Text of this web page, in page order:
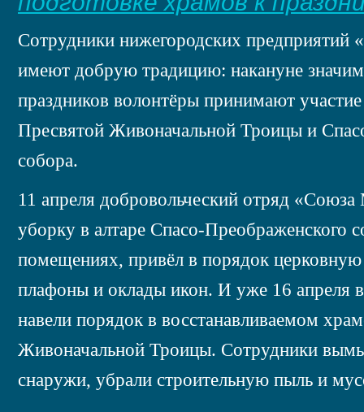
Сотрудники нижегородских
имеют добрую традицию: накануне
праздников волонтёры принимают
Пресвятой Живоначальной Троицы и
собора.
11 апреля добровольческий отряд
уборку в алтаре Спасо-Преображенского
помещениях, привёл в порядок церковную
плафоны и оклады икон. И уже 16 апреля
навели порядок в восстанавливаемом
Живоначальной Троицы. Сотрудники
снаружи, убрали строительную пыль и